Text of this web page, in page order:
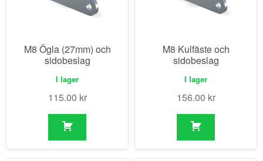
M8 Ögla (27mm) och
sidobeslag
I lager
115.00 kr
M8 Kulfäste och
sidobeslag
I lager
156.00 kr